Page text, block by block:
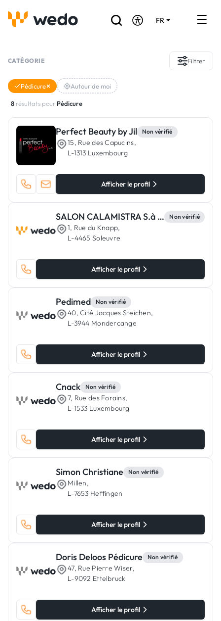
FR
Réalisations
Offres d'emploi
Vous êtes un Artisan ?
Connexion
CATÉGORIE Filtrer
Pédicure Autour de moi
8 résultats pour Pédicure
Perfect Beauty by Jil Non vérifié
15, Rue des Capucins,
L-1313 Luxembourg
Afficher le profil
SALON CALAMISTRA S.à r.l. Non vérifié
1, Rue du Knapp,
L-4465 Soleuvre
Afficher le profil
Pedimed Non vérifié
40, Cité Jacques Steichen,
L-3944 Mondercange
Afficher le profil
Cnack Non vérifié
7, Rue des Forains,
L-1533 Luxembourg
Afficher le profil
Simon Christiane Non vérifié
Millen,
L-7653 Heffingen
Afficher le profil
Doris Deloos Pédicure Non vérifié
47, Rue Pierre Wiser,
L-9092 Ettelbruck
Afficher le profil